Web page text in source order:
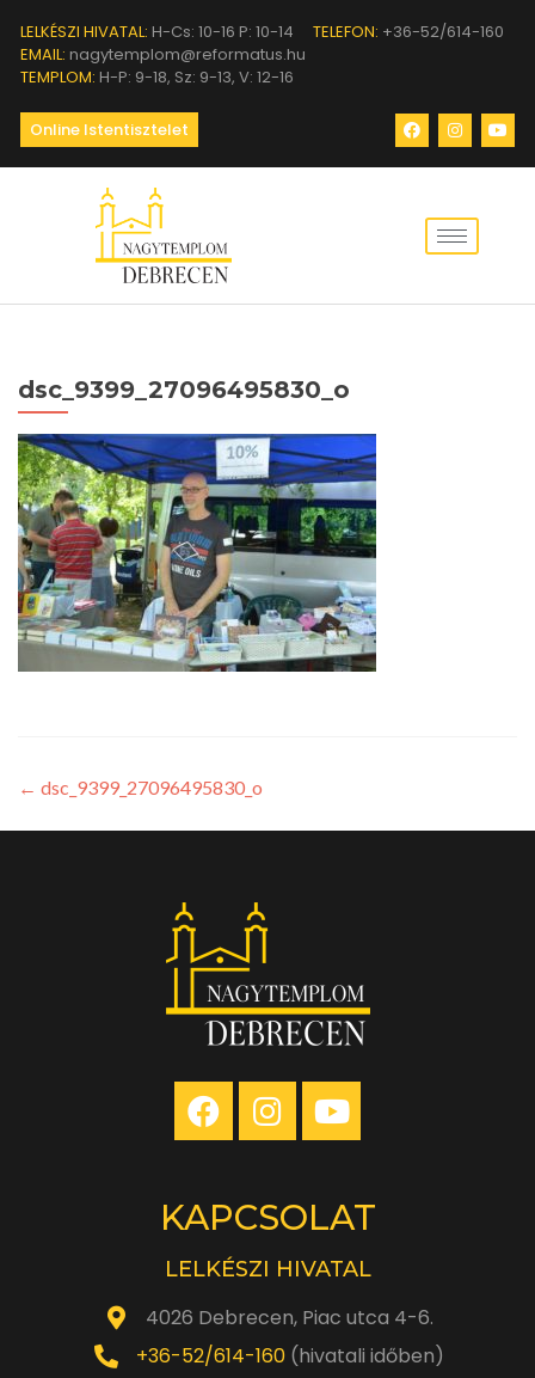
LELKÉSZI HIVATAL: H-Cs: 10-16 P: 10-14 TELEFON: +36-52/614-160
EMAIL: nagytemplom@reformatus.hu
TEMPLOM: H-P: 9-18, Sz: 9-13, V: 12-16
Online Istentisztelet
dsc_9399_27096495830_o
← dsc_9399_27096495830_o
KAPCSOLAT
LELKÉSZI HIVATAL
4026 Debrecen, Piac utca 4-6.
+36-52/614-160(hivatali időben)